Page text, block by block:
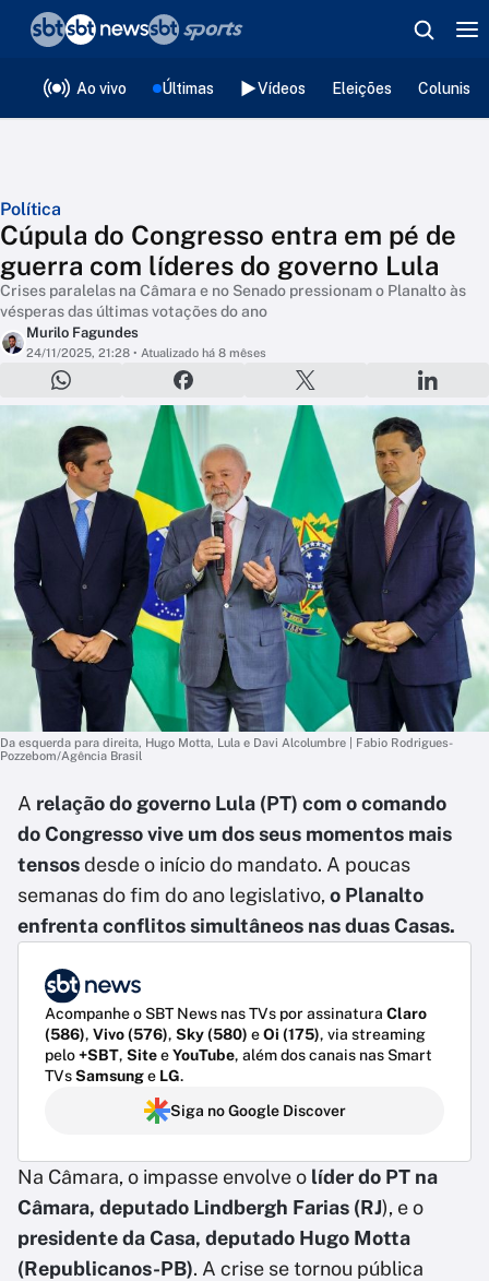
Ao vivo Últimas Vídeos Eleições
Política
Cúpula do Congresso entra em pé de
guerra com líderes do governo Lula
Crises paralelas na Câmara e no Senado pressionam o Planalto às
vésperas das últimas votações do ano
Murilo Fagundes
24/11/2025, 21:28 • Atualizado há 8 mêses
Da esquerda para direita, Hugo Motta, Lula e Davi Alcolumbre | Fabio Rodrigues-
Pozzebom/Agência Brasil
A relação do governo Lula (PT) com o comando
do Congresso vive um dos seus momentos mais
tensosdesde o início do mandato. A poucas
semanas do fim do ano legislativo, o Planalto
enfrenta conflitos simultâneos nas duas Casas.
Acompanhe o SBT News nas TVs por assinatura Claro
(586), Vivo (576), Sky (580) eOi (175), via streaming
pelo+SBT, SiteeYouTube, além dos canais nas Smart
TVsSamsunge LG.
Siga no Google Discover
Na Câmara, o impasse envolve o líder do PT na
Câmara, deputado Lindbergh Farias (RJ), e o
presidente da Casa, deputado Hugo Motta
(Republicanos-PB). A crise se tornou pública
❮voltar
Editorias